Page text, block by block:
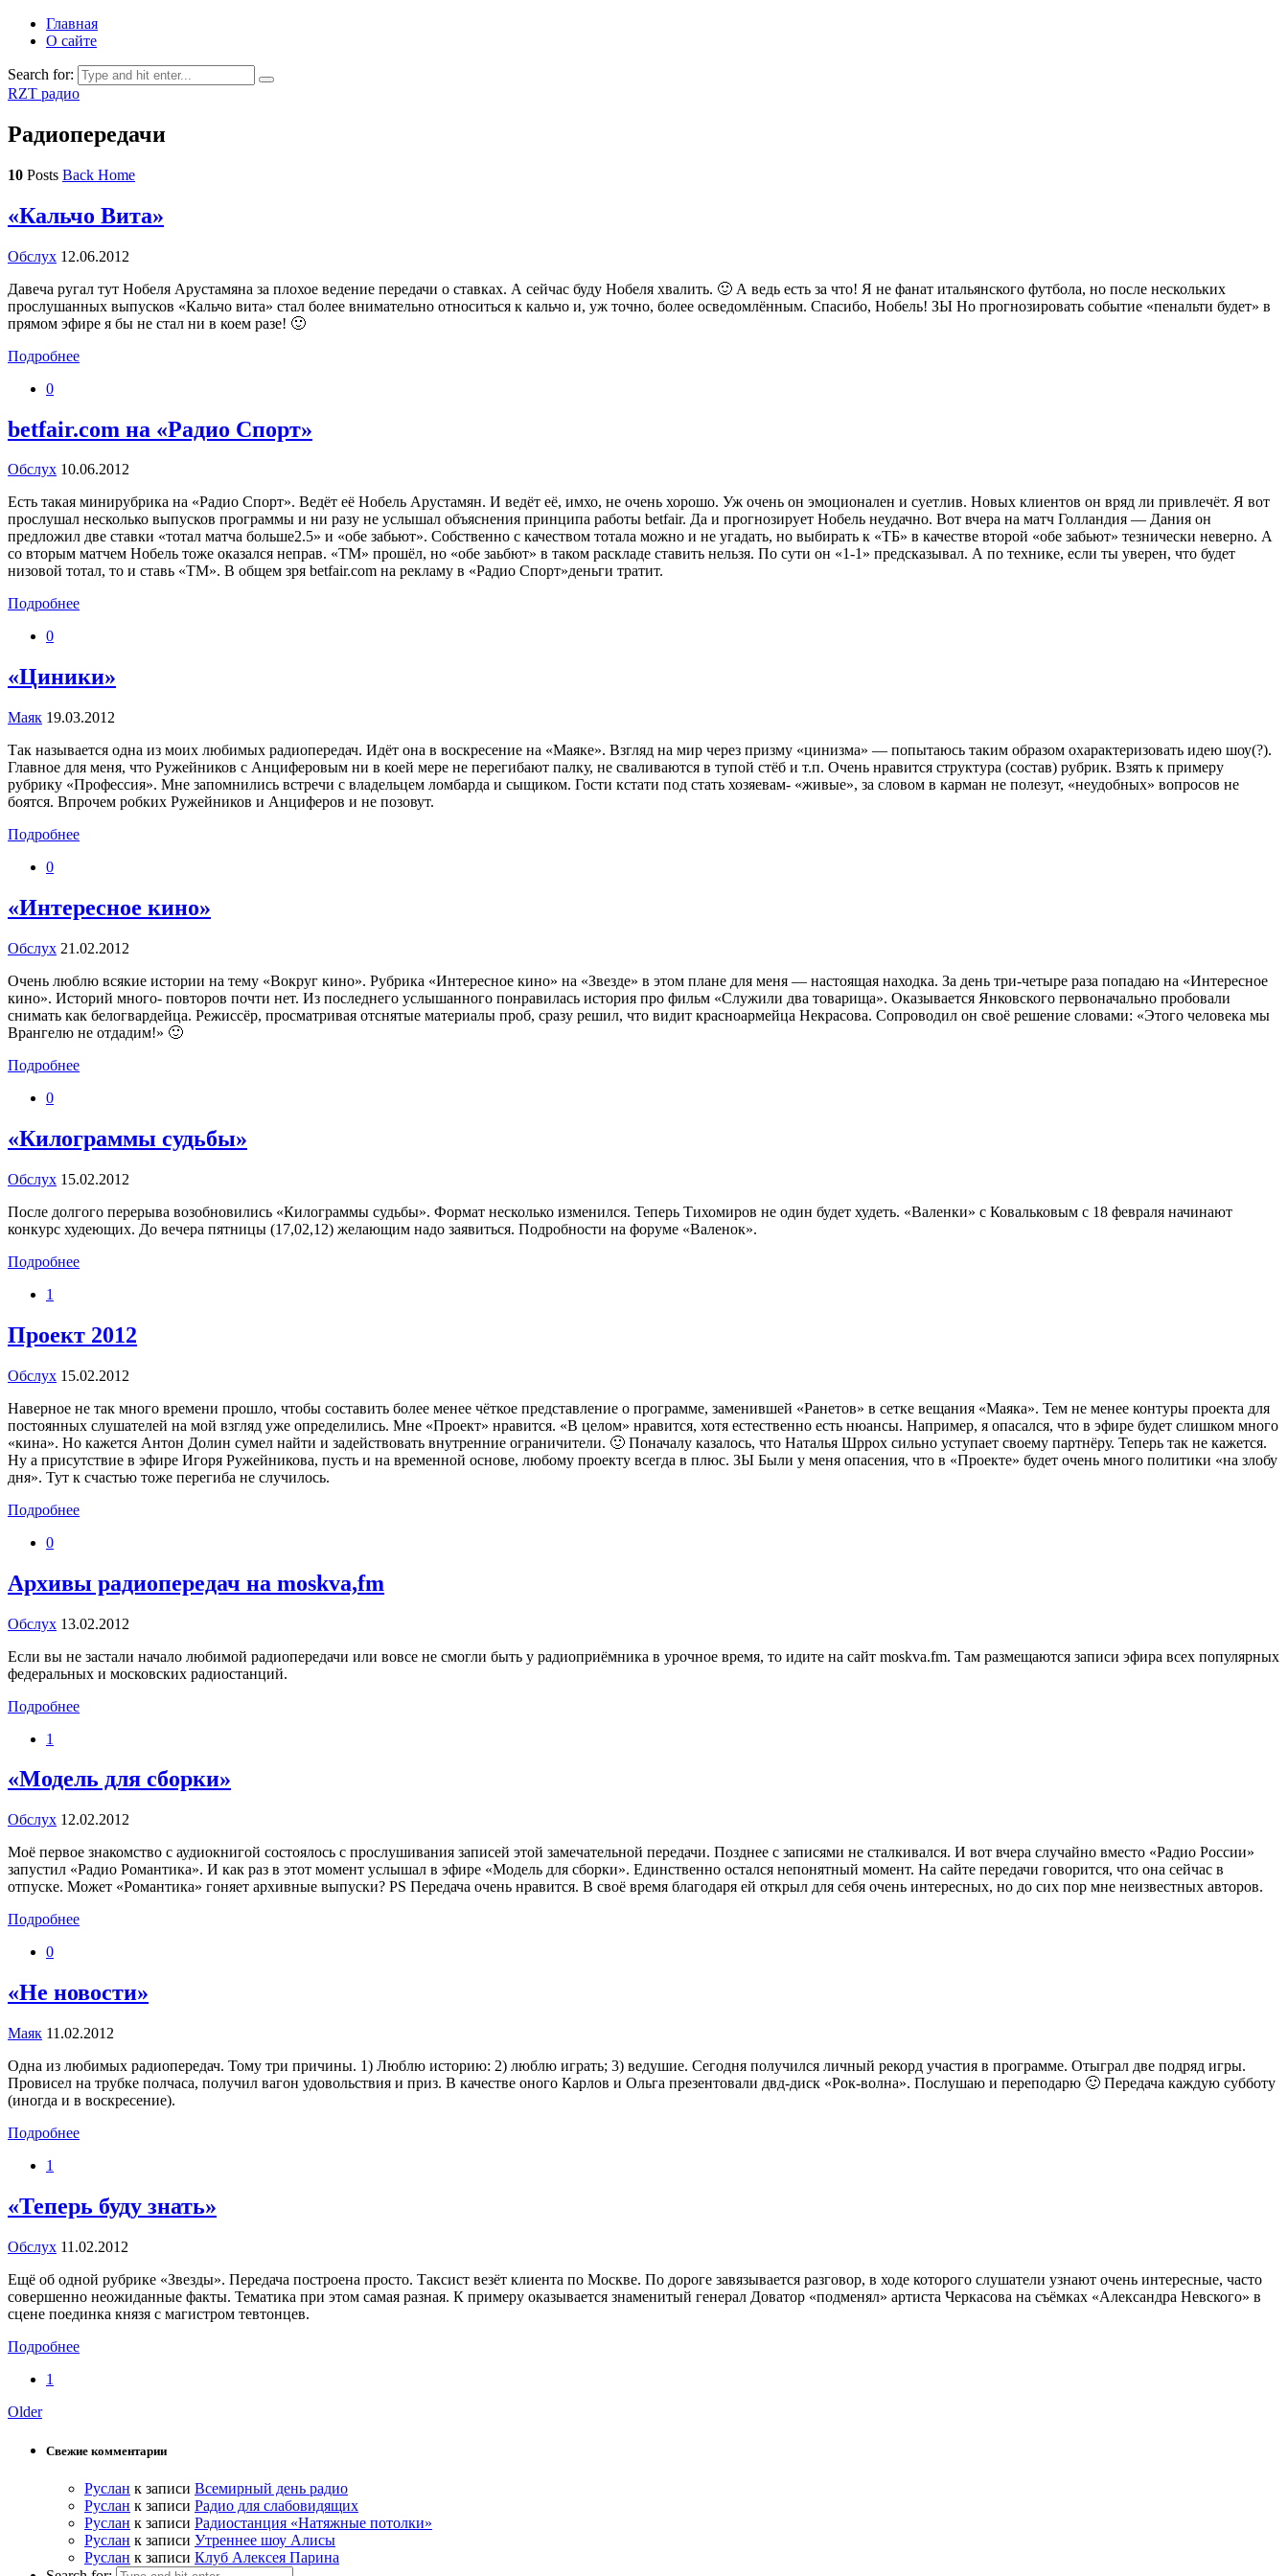
Главная
О сайте
Search for:
RZT радио
Радиопередачи
10 Posts Back Home
«Кальчо Вита»
Обслух 12.06.2012
Давеча ругал тут Нобеля Арустамяна за плохое ведение передачи о ставках. А сейчас буду Нобеля хвалить. 🙂 А ведь есть за что! Я не фанат итальянского футбола, но после нескольких
прослушанных выпусков «Кальчо вита» стал более внимательно относиться к кальчо и, уж точно, более осведомлённым. Спасибо, Нобель! ЗЫ Но прогнозировать событие «пенальти будет» в
прямом эфире я бы не стал ни в коем разе! 🙂
Подробнее
0
betfair.com на «Радио Спорт»
Обслух 10.06.2012
Есть такая минирубрика на «Радио Спорт». Ведёт её Нобель Арустамян. И ведёт её, имхо, не очень хорошо. Уж очень он эмоционален и суетлив. Новых клиентов он вряд ли привлечёт. Я вот
прослушал несколько выпусков программы и ни разу не услышал объяснения принципа работы betfair. Да и прогнозирует Нобель неудачно. Вот вчера на матч Голландия — Дания он
предложил две ставки «тотал матча больше2.5» и «обе забьют». Собственно с качеством тотала можно и не угадать, но выбирать к «ТБ» в качестве второй «обе забьют» тезнически неверно. А
со вторым матчем Нобель тоже оказался неправ. «ТМ» прошёл, но «обе заьбют» в таком раскладе ставить нельзя. По сути он «1-1» предсказывал. А по технике, если ты уверен, что будет
низовой тотал, то и ставь «ТМ». В общем зря betfair.com на рекламу в «Радио Спорт»деньги тратит.
Подробнее
0
«Циники»
Маяк 19.03.2012
Так называется одна из моих любимых радиопередач. Идёт она в воскресение на «Маяке». Взгляд на мир через призму «цинизма» — попытаюсь таким образом охарактеризовать идею шоу(?).
Главное для меня, что Ружейников с Анциферовым ни в коей мере не перегибают палку, не сваливаются в тупой стёб и т.п. Очень нравится структура (состав) рубрик. Взять к примеру
рубрику «Профессия». Мне запомнились встречи с владельцем ломбарда и сыщиком. Гости кстати под стать хозяевам- «живые», за словом в карман не полезут, «неудобных» вопросов не
боятся. Впрочем робких Ружейников и Анциферов и не позовут.
Подробнее
0
«Интересное кино»
Обслух 21.02.2012
Очень люблю всякие истории на тему «Вокруг кино». Рубрика «Интересное кино» на «Звезде» в этом плане для меня — настоящая находка. За день три-четыре раза попадаю на «Интересное
кино». Историй много- повторов почти нет. Из последнего услышанного понравилась история про фильм «Служили два товарища». Оказывается Янковского первоначально пробовали
снимать как белогвардейца. Режиссёр, просматривая отснятые материалы проб, сразу решил, что видит красноармейца Некрасова. Сопроводил он своё решение словами: «Этого человека мы
Врангелю не отдадим!» 🙂
Подробнее
0
«Килограммы судьбы»
Обслух 15.02.2012
После долгого перерыва возобновились «Килограммы судьбы». Формат несколько изменился. Теперь Тихомиров не один будет худеть. «Валенки» с Ковальковым с 18 февраля начинают
конкурс худеющих. До вечера пятницы (17,02,12) желающим надо заявиться. Подробности на форуме «Валенок».
Подробнее
1
Проект 2012
Обслух 15.02.2012
Наверное не так много времени прошло, чтобы составить более менее чёткое представление о программе, заменившей «Ранетов» в сетке вещания «Маяка». Тем не менее контуры проекта для
постоянных слушателей на мой взгляд уже определились. Мне «Проект» нравится. «В целом» нравится, хотя естественно есть нюансы. Например, я опасался, что в эфире будет слишком много
«кина». Но кажется Антон Долин сумел найти и задействовать внутренние ограничители. 🙂 Поначалу казалось, что Наталья Шррох сильно уступает своему партнёру. Теперь так не кажется.
Ну а присутствие в эфире Игоря Ружейникова, пусть и на временной основе, любому проекту всегда в плюс. ЗЫ Были у меня опасения, что в «Проекте» будет очень много политики «на злобу
дня». Тут к счастью тоже перегиба не случилось.
Подробнее
0
Архивы радиопередач на moskva,fm
Обслух 13.02.2012
Если вы не застали начало любимой радиопередачи или вовсе не смогли быть у радиоприёмника в урочное время, то идите на сайт moskva.fm. Там размещаются записи эфира всех популярных
федеральных и московских радиостанций.
Подробнее
1
«Модель для сборки»
Обслух 12.02.2012
Моё первое знакомство с аудиокнигой состоялось с прослушивания записей этой замечательной передачи. Позднее с записями не сталкивался. И вот вчера случайно вместо «Радио России»
запустил «Радио Романтика». И как раз в этот момент услышал в эфире «Модель для сборки». Единственно остался непонятный момент. На сайте передачи говорится, что она сейчас в
отпуске. Может «Романтика» гоняет архивные выпуски? PS Передача очень нравится. В своё время благодаря ей открыл для себя очень интересных, но до сих пор мне неизвестных авторов.
Подробнее
0
«Не новости»
Маяк 11.02.2012
Одна из любимых радиопередач. Тому три причины. 1) Люблю историю: 2) люблю играть; 3) ведушие. Сегодня получился личный рекорд участия в программе. Отыграл две подряд игры.
Провисел на трубке полчаса, получил вагон удовольствия и приз. В качестве оного Карлов и Ольга презентовали двд-диск «Рок-волна». Послушаю и переподарю 🙂 Передача каждую субботу
(иногда и в воскресение).
Подробнее
1
«Теперь буду знать»
Обслух 11.02.2012
Ещё об одной рубрике «Звезды». Передача построена просто. Таксист везёт клиента по Москве. По дороге завязывается разговор, в ходе которого слушатели узнают очень интересные, часто
совершенно неожиданные факты. Тематика при этом самая разная. К примеру оказывается знаменитый генерал Доватор «подменял» артиста Черкасова на съёмках «Александра Невского» в
сцене поединка князя с магистром тевтонцев.
Подробнее
1
Older
Свежие комментарии
Руслан к записи Всемирный день радио
Руслан к записи Радио для слабовидящих
Руслан к записи Радиостанция «Натяжные потолки»
Руслан к записи Утреннее шоу Алисы
Руслан к записи Клуб Алексея Парина